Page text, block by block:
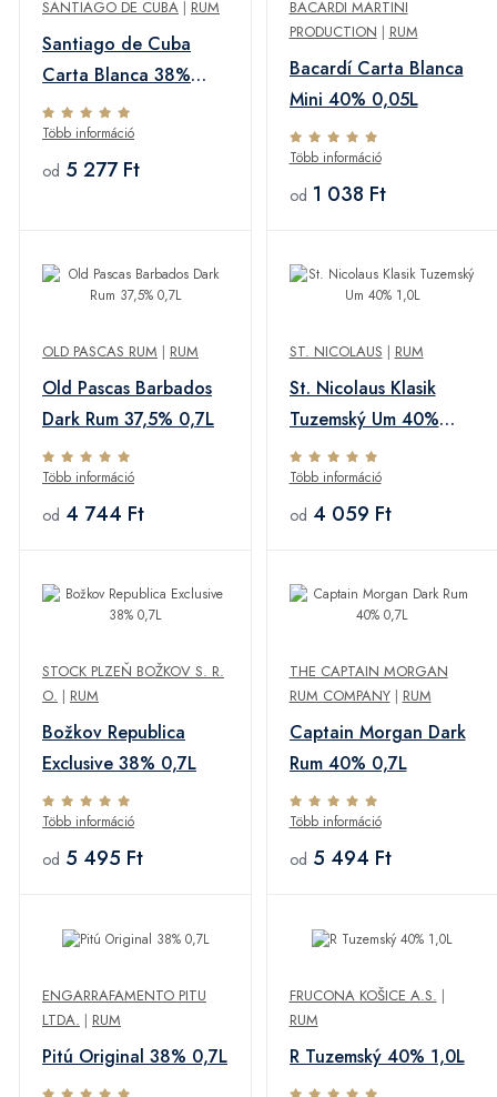
SANTIAGO DE CUBA | RUM
Santiago de Cuba
Carta Blanca 38%
0,7L
Több információ
od 5 277 Ft
BACARDI MARTINI
PRODUCTION | RUM
Bacardí Carta Blanca
Mini 40% 0,05L
Több információ
od 1 038 Ft
OLD PASCAS RUM | RUM
Old Pascas Barbados
Dark Rum 37,5% 0,7L
Több információ
od 4 744 Ft
ST. NICOLAUS | RUM
St. Nicolaus Klasik
Tuzemský Um 40%
1,0L
Több információ
od 4 059 Ft
STOCK PLZEŇ BOŽKOV S. R.
O. | RUM
Božkov Republica
Exclusive 38% 0,7L
Több információ
od 5 495 Ft
THE CAPTAIN MORGAN
RUM COMPANY| RUM
Captain Morgan Dark
Rum 40% 0,7L
Több információ
od 5 494 Ft
ENGARRAFAMENTO PITU
LTDA. | RUM
Pitú Original 38% 0,7L
FRUCONA KOŠICE A.S. |
RUM
R Tuzemský 40% 1,0L